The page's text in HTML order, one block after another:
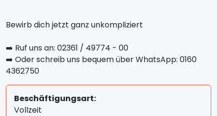
Bewirb dich jetzt ganz unkompliziert
➡️ Ruf uns an: 02361 / 49774 - 00
➡️ Oder schreib uns bequem über WhatsApp: 0160
4362750
Beschäftigungsart:
Vollzeit